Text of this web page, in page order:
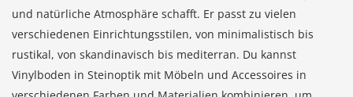
und natürliche Atmosphäre schafft. Er passt zu vielen
verschiedenen Einrichtungsstilen, von minimalistisch bis
rustikal, von skandinavisch bis mediterran. Du kannst
Vinylboden in Steinoptik mit Möbeln und Accessoires in